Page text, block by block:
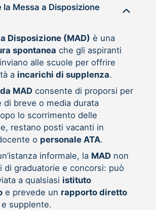
a Disposizione
Disposizione (MAD) è una
spontanea che gli aspiranti
alle scuole per offrire
a incarichi di supplenza.
MADconsente di proporsi per
di breve o media durata
lo scorrimento delle
restano posti vacanti in
o personale ATA.
informale, la MADnon
di graduatorie e concorsi: può
a qualsiasi istituto
e prevede un rapporto diretto
supplente.